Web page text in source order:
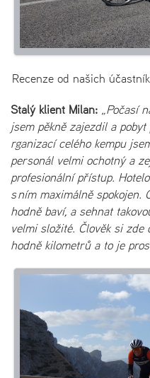
Recenze od našich
Stalý klient Milan: „Počasí
jsem pěkně zajezdil a
rganizací celého kempu
personál velmi ochotný a
profesionální přístup.
s ním maximálně spokojen.
hodně baví, a sehnat
velmi složité. Člověk si zde
hodně kilometrů a to je